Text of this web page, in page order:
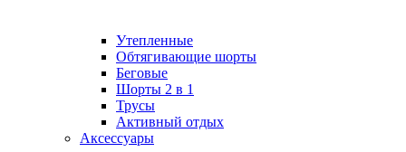
Утепленные
Обтягивающие шорты
Беговые
Шорты 2 в 1
Трусы
Активный отдых
Аксессуары